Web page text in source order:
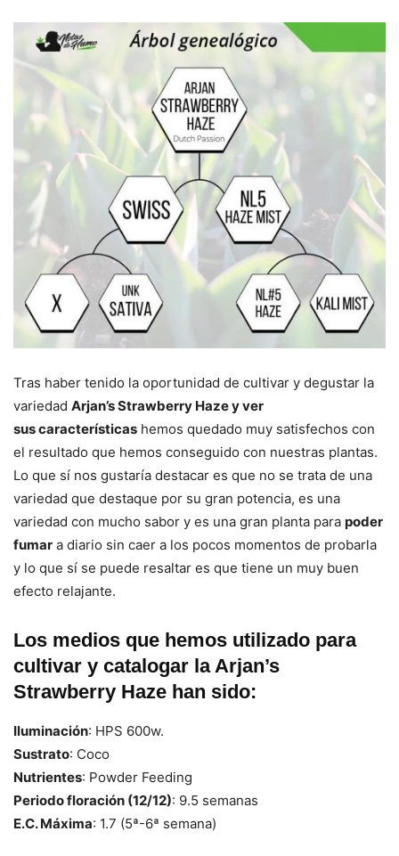
Tras haber tenido la oportunidad de cultivar y degustar la
variedad Arjan’s Strawberry Haze y ver
suscaracterísticas hemos quedado muy satisfechos con
el resultado que hemos conseguido con nuestras plantas.
Lo que sí nos gustaría destacar es que no se trata de una
variedad que destaque por su gran potencia, es una
variedad con mucho sabor y es una gran planta para poder
fumar a diario sin caer a los pocos momentos de probarla
y lo que sí se puede resaltar es que tiene un muy buen
efecto relajante.
Los medios que hemos utilizado para
cultivar y catalogar la Arjan’s
Strawberry Haze han sido:
Iluminación: HPS 600w.
Sustrato: Coco
Nutrientes: Powder Feeding
Periodo floración (12/12): 9.5 semanas
E.C. Máxima: 1.7 (5ª-6ª semana)